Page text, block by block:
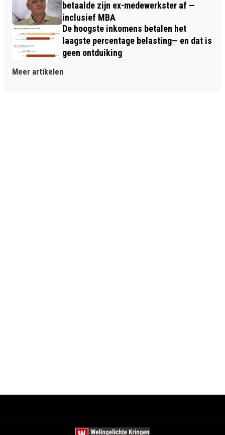
betaalde zijn ex-medewerkster af —
inclusief MBA
De hoogste inkomens betalen het
laagste percentage belasting— en dat is
geen ontduiking
Meer artikelen